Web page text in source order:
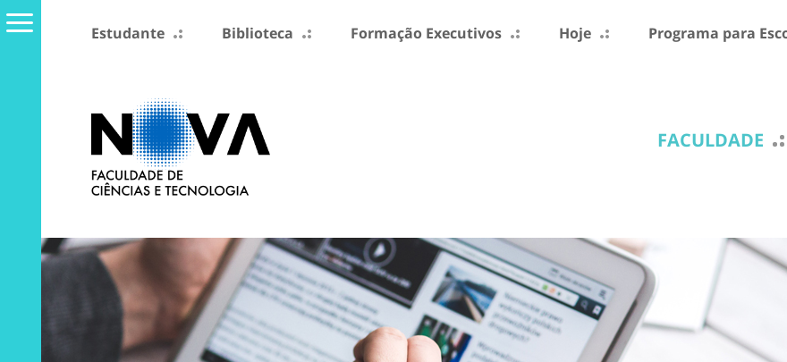
Estudante Biblioteca Formação Executivos Hoje Programa para
FACULDADE